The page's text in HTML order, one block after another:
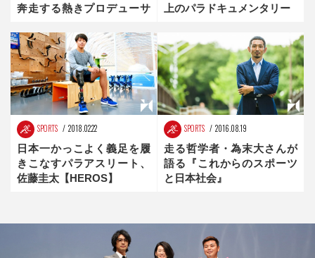
奔走する熱きプロデューサ
上のパラドキュメンタリー
SPORTS 2018.02.22
日本一かっこよく義足を履
きこなすパラアスリート、
佐藤圭太【HEROS】
SPORTS 2016.08.19
走る哲学者・為末大さんが
語る『これからのスポーツ
と日本社会』